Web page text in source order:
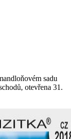
sadu
otevřena 31.